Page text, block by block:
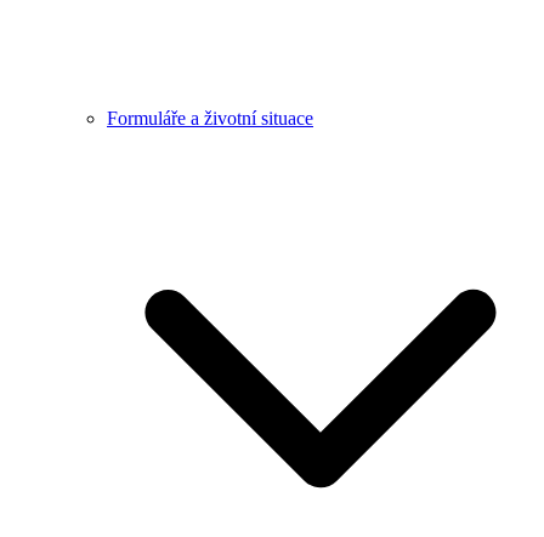
Formuláře a životní situace